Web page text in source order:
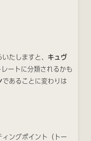
たしますと、 キュヴ
ートに分類されるかも
であることに変わりは
ィングポイント（トー